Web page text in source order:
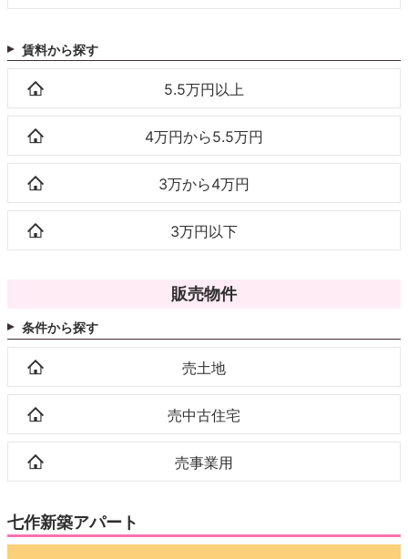
賃料から探す
5.5万円以上
4万円から5.5万円
3万から4万円
3万円以下
販売物件
条件から探す
売土地
売中古住宅
売事業用
七作新築アパート